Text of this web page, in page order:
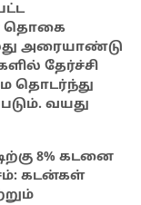
தொகை
அரையாண்டு
தேர்ச்சி
தொடர்ந்து
வயது
8% கடனை
கடன்கள்